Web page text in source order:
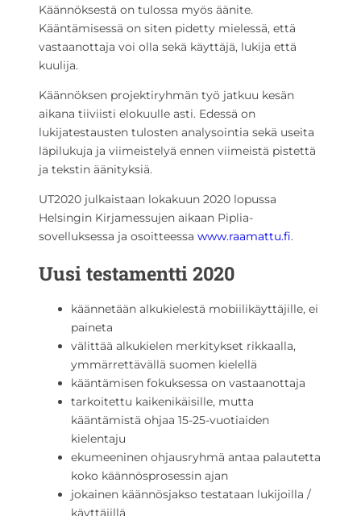
Käännöksestä on tulossa myös äänite.
Kääntämisessä on siten pidetty mielessä, että
vastaanottaja voi olla sekä käyttäjä, lukija että
kuulija.
Käännöksen projektiryhmän työ jatkuu kesän
aikana tiiviisti elokuulle asti. Edessä on
lukijatestausten tulosten analysointia sekä useita
läpilukuja ja viimeistelyä ennen viimeistä pistettä
ja tekstin äänityksiä.
UT2020 julkaistaan lokakuun 2020 lopussa
Helsingin Kirjamessujen aikaan Piplia-
sovelluksessa ja osoitteessa www.raamattu.fi.
Uusi testamentti 2020
käännetään alkukielestä mobiilikäyttäjille, ei
paineta
välittää alkukielen merkitykset rikkaalla,
ymmärrettävällä suomen kielellä
kääntämisen fokuksessa on vastaanottaja
tarkoitettu kaikenikäisille, mutta
kääntämistä ohjaa 15-25-vuotiaiden
kielentaju
ekumeeninen ohjausryhmä antaa palautetta
koko käännösprosessin ajan
jokainen käännösjakso testataan lukijoilla /
käyttäjillä